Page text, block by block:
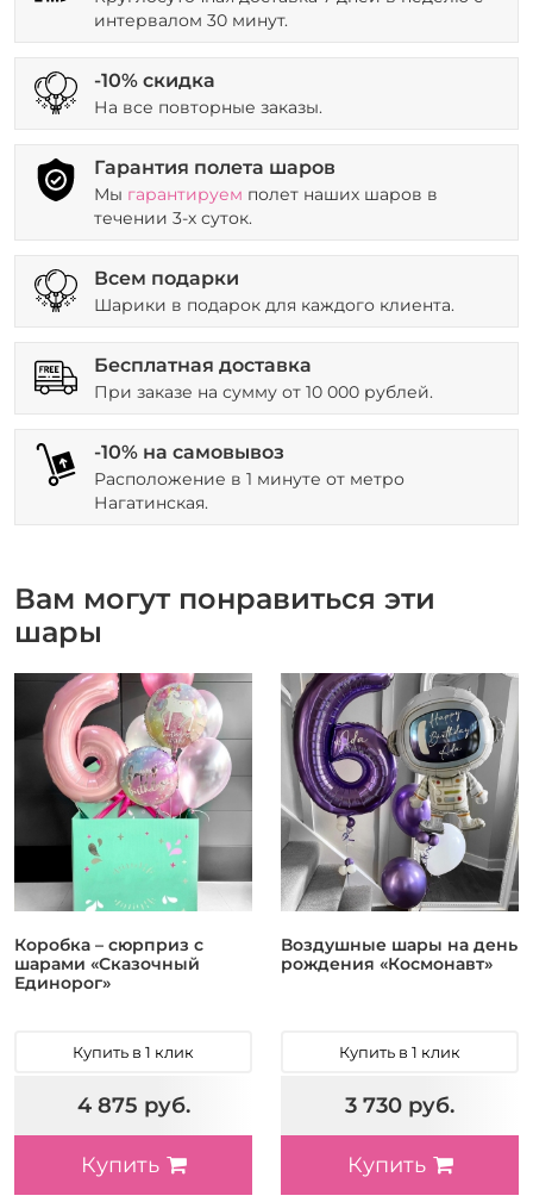
интервалом 30 минут.
-10% скидка
На все повторные заказы.
Гарантия полета шаров
Мы гарантируем полет наших шаров в
течении 3-х суток.
Всем подарки
Шарики в подарок для каждого клиента.
Бесплатная доставка
При заказе на сумму от 10 000 рублей.
-10% на самовывоз
Расположение в 1 минуте от метро
Нагатинская.
Вам могут понравиться эти
шары
Коробка – сюрприз с
шарами «Сказочный
Единорог»
Купить в 1 клик
4 875 руб.
Купить
Воздушные шары на день
рождения «Космонавт»
Купить в 1 клик
3 730 руб.
Купить